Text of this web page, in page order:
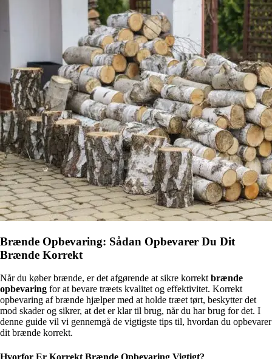
Brænde Opbevaring: Sådan Opbevarer Du Dit
Brænde Korrekt
Når du køber brænde, er det afgørende at sikre korrekt brænde
opbevaring for at bevare træets kvalitet og effektivitet. Korrekt
opbevaring af brænde hjælper med at holde træet tørt, beskytter det
mod skader og sikrer, at det er klar til brug, når du har brug for det. I
denne guide vil vi gennemgå de vigtigste tips til, hvordan du opbevarer
dit brænde korrekt.
Hvorfor Er Korrekt Brænde Opbevaring Vigtigt?